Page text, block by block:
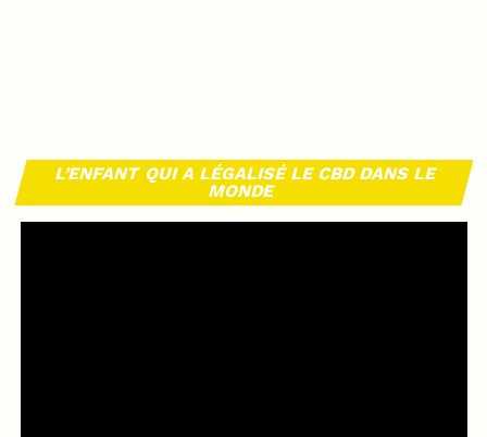
L’ENFANT QUI A LÉGALISÉ LE CBD DANS LE
MONDE